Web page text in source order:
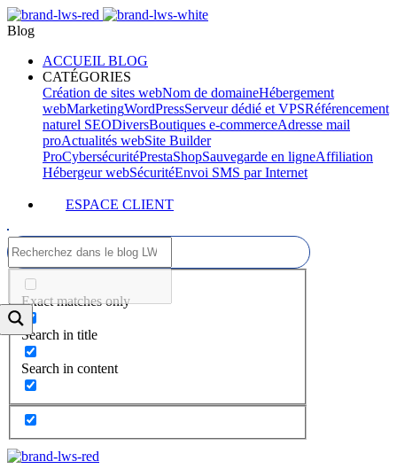
Blog
ACCUEIL BLOG
CATÉGORIES
Création de sites webNom de domaineHébergement
webMarketingWordPressServeur dédié et VPSRéférencement
naturel SEODiversBoutiques e-commerceAdresse mail
proActualités webSite Builder
ProCybersécuritéPrestaShopSauvegarde en ligneAffiliation
Hébergeur webSécuritéEnvoi SMS par Internet
ESPACE CLIENT
Exact matches only
Search in title
Search in content